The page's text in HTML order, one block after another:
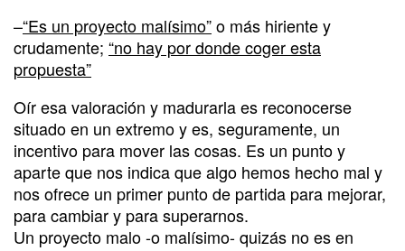
–“Es un proyecto malísimo”o más hiriente y
crudamente; “no hay por donde coger esta
propuesta”
Oír esa valoración y madurarla es reconocerse
situado en un extremo y es, seguramente, un
incentivo para mover las cosas. Es un punto y
aparte que nos indica que algo hemos hecho mal y
nos ofrece un primer punto de partida para mejorar,
para cambiar y para superarnos.
Un proyecto malo -o malísimo- quizás no es en